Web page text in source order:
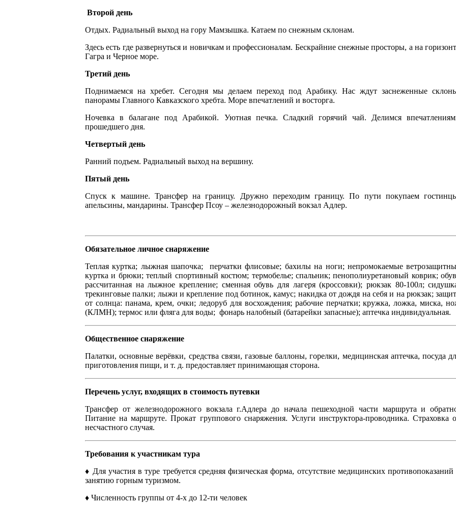
Второй день
Отдых. Радиальный выход на гору Мамзышка. Катаем по снежным склонам.
Здесь есть где развернуться и новичкам и профессионалам. Бескрайние снежные просторы, а на
Гагра и Черное море.
Третий день
Поднимаемся на хребет. Сегодня мы делаем переход под Арабику. Нас ждут заснеженные
панорамы Главного Кавказского хребта. Море впечатлений и восторга.
Ночевка в балагане под Арабикой. Уютная печка. Сладкий горячий чай. Делимся
прошедшего дня.
Четвертый день
Ранний подъем. Радиальный выход на вершину.
Пятый день
Спуск к машине. Трансфер на границу. Дружно переходим границу. По пути покупаем
апельсины, мандарины. Трансфер Псоу – железнодорожный вокзал Адлер.
Обязательное личное снаряжение
Теплая куртка; лыжная шапочка; перчатки флисовые; бахилы на ноги; непромокаемые
куртка и брюки; теплый спортивный костюм; термобелье; спальник; пенополиуретановый коврик;
рассчитанная на лыжное крепление; сменная обувь для лагеря (кроссовки); рюкзак 80-100л;
трекинговые палки; лыжи и крепление под ботинок, камус; накидка от дождя на себя и на рюкзак;
от солнца: панама, крем, очки; ледоруб для восхождения; рабочие перчатки; кружка, ложка, миска,
(КЛМН); термос или фляга для воды; фонарь налобный (батарейки запасные); аптечка индивидуальная.
Общественное снаряжение
Палатки, основные верёвки, средства связи, газовые баллоны, горелки, медицинская аптечка, посуда
приготовления пищи, и т. д. предоставляет принимающая сторона.
Перечень услуг, входящих в стоимость путевки
Трансфер от железнодорожного вокзала г.Адлера до начала пешеходной части маршрута и
Питание на маршруте. Прокат группового снаряжения. Услуги инструктора-проводника. Страховка
несчастного случая.
Требования к участникам тура
♦ Для участия в туре требуется средняя физическая форма, отсутствие медицинских противопоказаний
занятию горным туризмом.
♦ Численность группы от 4-х до 12-ти человек